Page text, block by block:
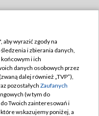
TVP
wyrazić zgody na
i zbierania danych,
i ich
danych osobowych przez
dalej również „TVP”),
pozostałych Zaufanych
(w tym do
Twoich zainteresowań i
wskazujemy poniżej, a